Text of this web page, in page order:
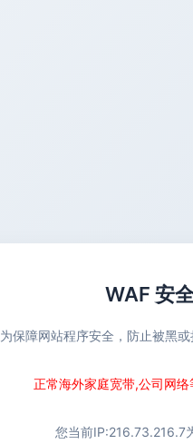
WAF 安
为保障网站程序安全，防止被黑
正常海外家庭宽带,公司网
您当前IP:216.73.216.7